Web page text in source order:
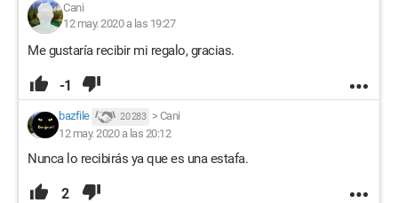
Cani
12 may. 2020 a las 19:27
Me gustaría recibir mi regalo, gracias.
-1
bazfile 20 283 > Cani
12 may. 2020 a las 20:12
Nunca lo recibirás ya que es una estafa.
2